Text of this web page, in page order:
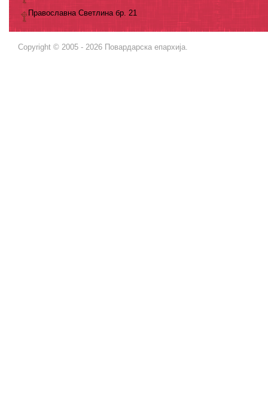
Православна Светлина бр. 21
Copyright © 2005 - 2026 Повардарска епархија.